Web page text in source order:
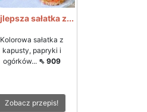
sałatka z...
Kolorowa sałatka z
kapusty, papryki i
ogórków... ⇖ 909
Zobacz przepis!